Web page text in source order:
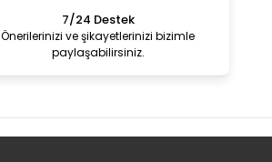
7/24 Destek
Önerilerinizi ve şikayetlerinizi bizimle
paylaşabilirsiniz.